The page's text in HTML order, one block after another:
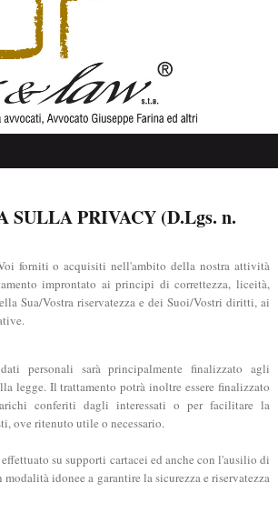
SULLA PRIVACY (D.Lgs. n.
forniti o acquisiti nell'ambito della nostra attività
improntato ai principi di correttezza, liceità,
Sua/Vostra riservatezza e dei Suoi/Vostri diritti, ai
personali sarà principalmente finalizzato agli
legge. Il trattamento potrà inoltre essere finalizzato
conferiti dagli interessati o per facilitare la
ove ritenuto utile o necessario.
su supporti cartacei ed anche con l'ausilio di
idonee a garantire la sicurezza e riservatezza